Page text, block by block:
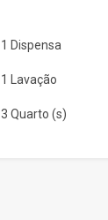
1 Dispensa
1 Lavação
3 Quarto (s)